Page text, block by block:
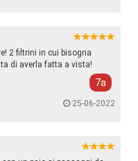
2 filtrini in cui bisogna
di averla fatta a vista!
7a
25-06-2022